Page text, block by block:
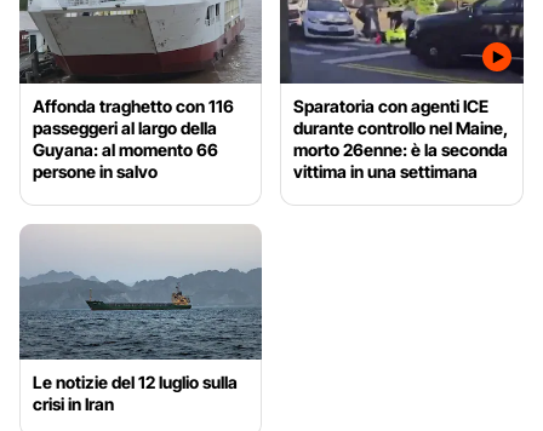
Affonda traghetto con 116
passeggeri al largo della
Guyana: al momento 66
persone in salvo
Sparatoria con agenti ICE
durante controllo nel Maine,
morto 26enne: è la seconda
vittima in una settimana
Le notizie del 12 luglio sulla
crisi in Iran